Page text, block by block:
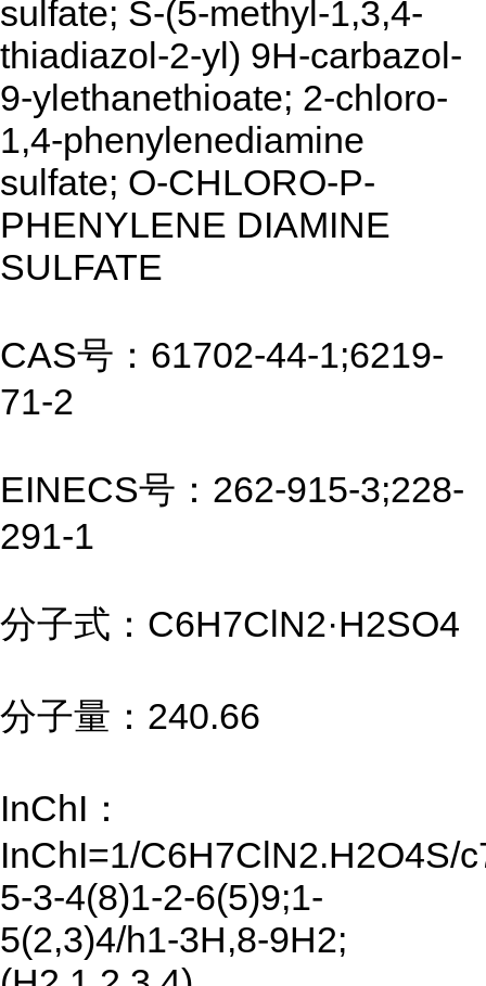
sulfate; S-(5-methyl-1,3,4-
thiadiazol-2-yl) 9H-carbazol-
9-ylethanethioate; 2-chloro-
1,4-phenylenediamine
sulfate; O-CHLORO-P-
PHENYLENE DIAMINE
SULFATE
CAS号：61702-44-1;6219-
71-2
EINECS号：262-915-3;228-
291-1
分子式：C6H7ClN2·H2SO4
分子量：240.66
InChI：
InChI=1/C6H7ClN2.H2O4S/
5-3-4(8)1-2-6(5)9;1-
5(2,3)4/h1-3H,8-9H2;